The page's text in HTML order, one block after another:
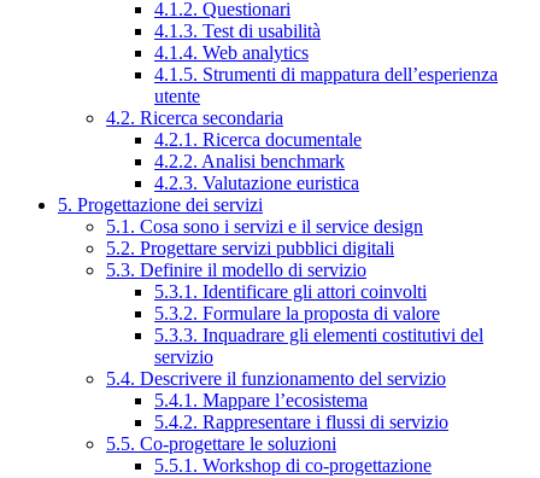
4.1.2. Questionari
4.1.3. Test di usabilità
4.1.4. Web analytics
4.1.5. Strumenti di mappatura dell’esperienza
utente
4.2. Ricerca secondaria
4.2.1. Ricerca documentale
4.2.2. Analisi benchmark
4.2.3. Valutazione euristica
5. Progettazione dei servizi
5.1. Cosa sono i servizi e il service design
5.2. Progettare servizi pubblici digitali
5.3. Definire il modello di servizio
5.3.1. Identificare gli attori coinvolti
5.3.2. Formulare la proposta di valore
5.3.3. Inquadrare gli elementi costitutivi del
servizio
5.4. Descrivere il funzionamento del servizio
5.4.1. Mappare l’ecosistema
5.4.2. Rappresentare i flussi di servizio
5.5. Co-progettare le soluzioni
5.5.1. Workshop di co-progettazione